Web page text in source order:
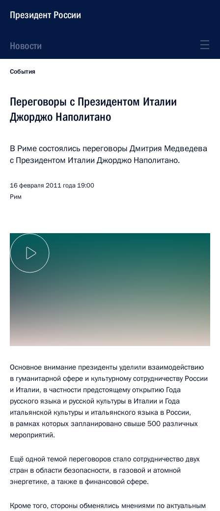
Президент России
Новости
События
Переговоры с Президентом Италии
Джорджо Наполитано
В Риме состоялись переговоры Дмитрия Медведева
с Президентом Италии Джорджо Наполитано.
16 февраля 2011 года 19:00
Рим
Основное внимание президенты уделили взаимодействию
в гуманитарной сфере и культурному сотрудничеству России
и Италии, в частности предстоящему открытию Года
русского языка и русской культуры в Италии и Года
итальянской культуры и итальянского языка в России,
в рамках которых запланировано свыше 500 различных
мероприятий.
Ещё одной темой переговоров стало сотрудничество двух
стран в области безопасности, в газовой и атомной
энергетике, а также в финансовой сфере.
Кроме того, стороны обменялись мнениями по актуальным